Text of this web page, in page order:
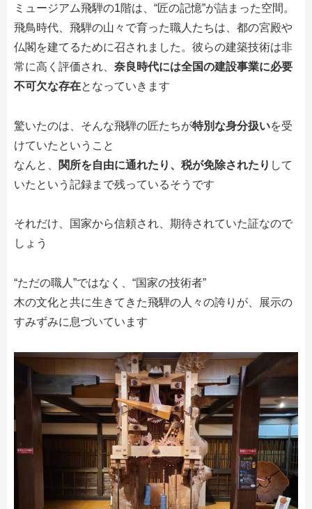
ミュージアム飛騨の1階は、“匠の記憶”が詰まった空間。
飛鳥時代、飛騨の山々で育った職人たちは、都の宮殿や
仏閣を建てるために召されました。彼らの建築技術は非
常に高く評価され、 奈良時代には全国の建設事業に必要
不可欠な存在となっていきます
驚いたのは、そんな飛騨の匠たちが特別な身分扱いを受
けていたということ
なんと、
関所を自由に通れたり、税が免除されたり して
いたという記録まで残っているそうです
それだけ、国家から信頼され、期待されていた証なので
しょう
“ただの職人”ではなく、“国家の技術者”
木の文化と共に生きてきた飛騨の人々の誇りが、展示の
すみずみに息づいています